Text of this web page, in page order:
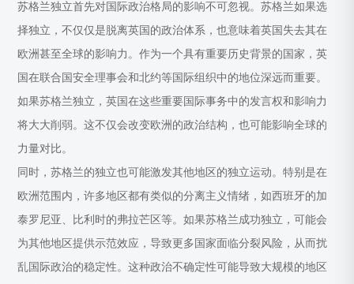
苏格兰独立首先对国际政治格局的影响不可忽视。苏格兰如果选
择独立，不仅仅是脱离英国的政治体系，也意味着英国失去其在
欧洲甚至全球的影响力。作为一个具有重要历史背景的国家，英
国在联合国安全理事会和北约等国际组织中的地位深远而重要。
如果苏格兰独立，英国在这些重要国际事务中的发言权和影响力
将大大削弱。这不仅会改变欧洲的政治结构，也可能影响全球的
力量对比。
同时，苏格兰的独立也可能激发其他地区的独立运动。特别是在
欧洲范围内，许多地区都有类似的分离主义情绪，如西班牙的加
泰罗尼亚、比利时的弗拉芒区等。如果苏格兰成功独立，可能会
为其他地区提供示范效应，导致更多国家面临分裂风险，从而扰
乱国际政治的稳定性。这种政治不确定性可能导致大规模的地区